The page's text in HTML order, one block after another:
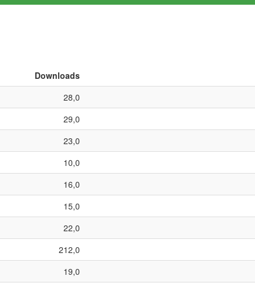
Downloads
28,0
29,0
23,0
10,0
16,0
15,0
22,0
212,0
19,0